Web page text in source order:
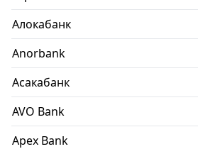
Алокабанк
Anorbank
Асакабанк
AVO Bank
Apex Bank